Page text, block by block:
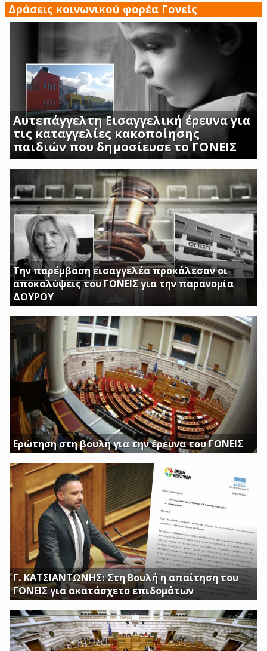
Δράσεις κοινωνικού φορέα Γονείς
Αυτεπάγγελτη Εισαγγελική έρευνα για
τις καταγγελίες κακοποίησης
παιδιών που δημοσίευσε το ΓΟΝΕΙΣ
ΣΟΚΑΡΟΥΝ ΟΙ ΜΑΡΤΥΡΙΕΣ ΓΟΝΕΩΝ ΚΑΙ
ΠΡΟΣΩΠΙΚΟΥ ΤΟΥ Β ΒΡΕΦΙΚΟΥ ΣΤΑΘΜΟΥ
ΑΣΠΡΟΠΥΡΓΟΥ
Την παρέμβαση εισαγγελέα προκάλεσαν οι
αποκαλύψεις του ΓΟΝΕΙΣ για την παρανομία
ΔΟΥΡΟΥ
ΤΗΝ ΩΡΑ ΠΟΥ ΚΤΙΡΙΑ ΤΟΥ ΔΗΜΟΣΙΟΥ ΠΑΡΑΜΕΝΟΥΝ ΚΛΕΙΣΤΑ
Η ΔΟΥΡΟΥ ΔΙΝΕΙ 20 ΕΚΚΑΤΟΜΥΡΙΑ ΓΙΑ ΑΓΟΡΑ
Ερώτηση στη βουλή για την έρευνα του ΓΟΝΕΙΣ
Διασφαλίστε το δημόσιο συμφέρον με πλήρη διαφάνεια
Γ. ΚΑΤΣΙΑΝΤΩΝΗΣ: Στη Βουλή η απαίτηση του
ΓΟΝΕΙΣ για ακατάσχετο επιδομάτων
ΕΡΩΤΗΣΗ ΤΟΥ ΒΟΥΛΕΥΤΗ ΓΙΩΡΓΟΥ ΚΑΤΣΙΑΝΤΩΝΗ